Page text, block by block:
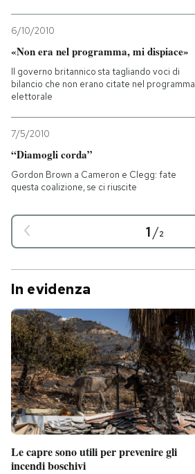
6/10/2010
«Non era nel programma, mi dispiace»
Il governo britannico sta tagliando voci di
bilancio che non erano citate nel programma
elettorale
7/5/2010
“Diamogli corda”
Gordon Brown a Cameron e Clegg: fate
questa coalizione, se ci riuscite
1/2
In evidenza
Le capre sono utili per prevenire gli
incendi boschivi